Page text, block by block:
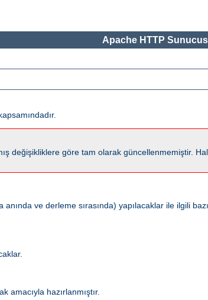
Apache HTTP
değişikliklere göre tam olarak güncellenmemiştir.
ve derleme sırasında) yapılacaklar ile ilgili
amacıyla hazırlanmıştır.